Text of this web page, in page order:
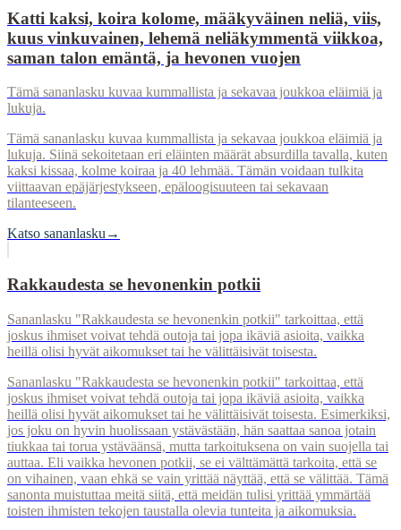
Katti kaksi, koira kolome, määkyväinen neliä, viis,
kuus vinkuvainen, lehemä neliäkymmentä viikkoa,
saman talon emäntä, ja hevonen vuojen
Tämä sananlasku kuvaa kummallista ja sekavaa joukkoa eläimiä ja
lukuja.
Tämä sananlasku kuvaa kummallista ja sekavaa joukkoa eläimiä ja
lukuja. Siinä sekoitetaan eri eläinten määrät absurdilla tavalla, kuten
kaksi kissaa, kolme koiraa ja 40 lehmää. Tämän voidaan tulkita
viittaavan epäjärjestykseen, epäloogisuuteen tai sekavaan
tilanteeseen.
Katso sananlasku →
Rakkaudesta se hevonenkin potkii
Sananlasku "Rakkaudesta se hevonenkin potkii" tarkoittaa, että
joskus ihmiset voivat tehdä outoja tai jopa ikäviä asioita, vaikka
heillä olisi hyvät aikomukset tai he välittäisivät toisesta.
Sananlasku "Rakkaudesta se hevonenkin potkii" tarkoittaa, että
joskus ihmiset voivat tehdä outoja tai jopa ikäviä asioita, vaikka
heillä olisi hyvät aikomukset tai he välittäisivät toisesta. Esimerkiksi,
jos joku on hyvin huolissaan ystävästään, hän saattaa sanoa jotain
tiukkaa tai torua ystäväänsä, mutta tarkoituksena on vain suojella tai
auttaa. Eli vaikka hevonen potkii, se ei välttämättä tarkoita, että se
on vihainen, vaan ehkä se vain yrittää näyttää, että se välittää. Tämä
sanonta muistuttaa meitä siitä, että meidän tulisi yrittää ymmärtää
toisten ihmisten tekojen taustalla olevia tunteita ja aikomuksia.